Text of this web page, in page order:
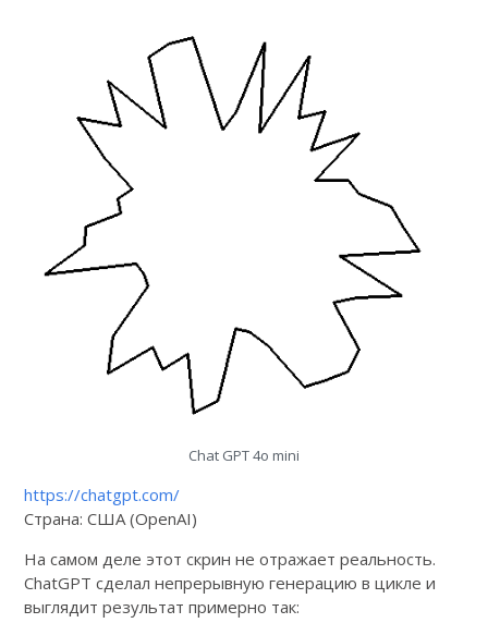
Chat GPT 4o mini
https://chatgpt.com/
Страна: США (OpenAI)
На самом деле этот скрин не отражает реальность.
ChatGPT сделал непрерывную генерацию в цикле и
выглядит результат примерно так: